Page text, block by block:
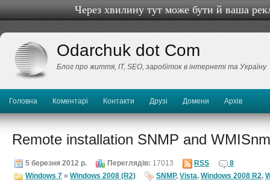
Через хвилину тут може бути й ваша
Odarchuk dot Com
Блог про життя, IТ, SEO, заробіток в інтернеті та Україну
Головна Коментарі Контакти Друзі Домени Архів
Remote installation SNMP and
5 березня 2012 р. Переглядів: 17013 RSS
8
Windows 7 » Windows 2008 (R2) SNMP, Vista, Windows 2008 R2,